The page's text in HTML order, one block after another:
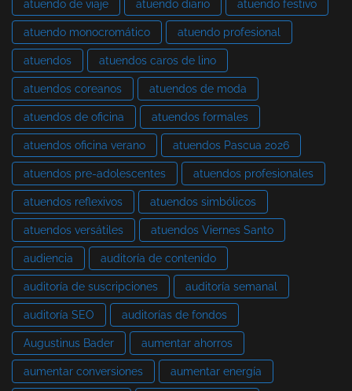
atuendo de viaje atuendo diario atuendo festivo
atuendo monocromático atuendo profesional
atuendos atuendos caros de lino
atuendos coreanos atuendos de moda
atuendos de oficina atuendos formales
atuendos oficina verano atuendos Pascua 2026
atuendos pre-adolescentes atuendos profesionales
atuendos reflexivos atuendos simbólicos
atuendos versátiles atuendos Viernes Santo
audiencia auditoría de contenido
auditoría de suscripciones auditoría semanal
auditoría SEO auditorías de fondos
Augustinus Bader aumentar ahorros
aumentar conversiones aumentar energía